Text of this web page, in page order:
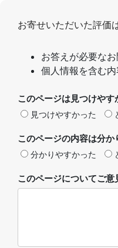
お寄せいただいた評価
お答えが必要な
個人情報を含む内
このページは見つけやす
見つけやすかった
このページの内容は分か
分かりやすかった
このページについてご